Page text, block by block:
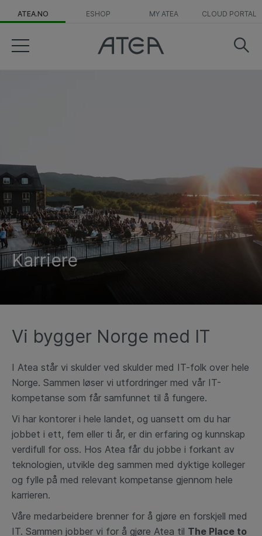
ATEA.NO ESHOP MY ATEA CLOUD PORTAL
Karriere
Vi bygger Norge med IT
I Atea står vi skulder ved skulder med IT-folk over hele
Norge. Sammen løser vi utfordringer med vår IT-
kompetanse som får samfunnet til å fungere.
Vi har kontorer i hele landet, og uansett om du har
jobbet i ett, fem eller ti år, er din erfaring og kunnskap
verdifull for oss. Hos Atea får du jobbe i forkant av
teknologien, utvikle deg sammen med dyktige kolleger
og fylle på med relevant kompetanse gjennom hele
karrieren.
Våre medarbeidere brenner for å gjøre en forskjell med
IT. Sammen jobber vi for å gjøre Atea til The Place to